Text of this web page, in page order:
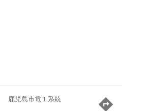
鹿児島市電１系統